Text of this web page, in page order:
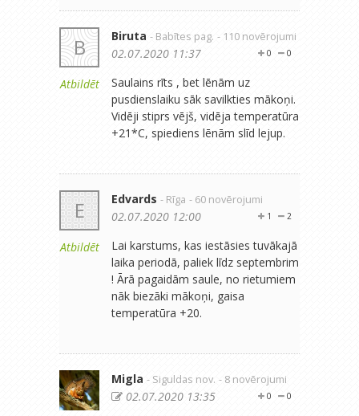
B
Atbildēt
Biruta - Babītes pag. - 110 novērojumi
0
0
02.07.2020 11:37
Saulains rīts , bet lēnām uz
pusdienslaiku sāk savilkties mākoņi.
Vidēji stiprs vējš, vidēja temperatūra
+21*C, spiediens lēnām slīd lejup.
E
Atbildēt
Edvards - Rīga - 60 novērojumi
2
1
02.07.2020 12:00
Lai karstums, kas iestāsies tuvākajā
laika periodā, paliek līdz septembrim
! Ārā pagaidām saule, no rietumiem
nāk biezāki mākoņi, gaisa
temperatūra +20.
Migla - Siguldas nov. - 8 novērojumi
0
0
02.07.2020 13:35